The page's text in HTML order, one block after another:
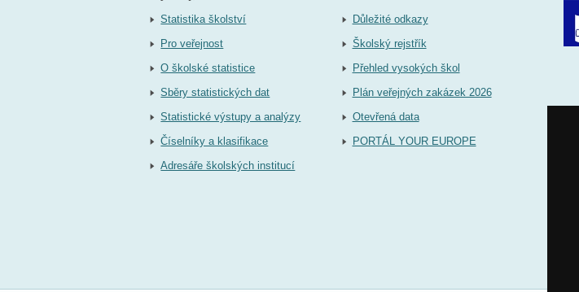
Statistika školství
Pro veřejnost
O školské statistice
Sběry statistických dat
Statistické výstupy a analýzy
Číselníky a klasifikace
Adresáře školských institucí
Důležité odkazy
Školský rejstřík
Přehled vysokých škol
Plán veřejných zakázek 2026
Otevřená data
PORTÁL YOUR EUROPE